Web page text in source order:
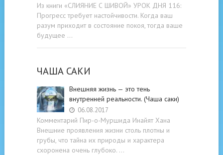
Из книги «СЛИЯНИЕ С ШИВОЙ» УРОК ДНЯ 116:
Прогресс требует настойчивости. Когда ваш
разум приходит в состояние покоя, тогда ваше
будущее …
ЧАША САКИ
Внешняя жизнь — это тень
внутренней реальности. (Чаша саки)
06.08.2017
Комментарий Пир-о-Муршида Инайят Хана
Внешние проявления жизни столь плотны и
грубы, что тайна их природы и характера
схоронена очень глубоко. …